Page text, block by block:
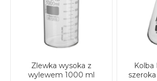
Zlewka wysoka z
wylewem 1000 ml
Kolba